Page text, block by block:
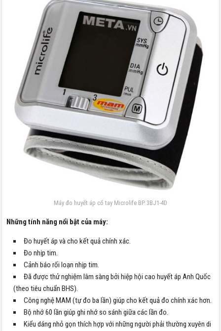
Máy đo huyết áp cổ tay Microlife BP 3BJ1-4D
Những tính năng nổi bật của máy:
Đo huyết áp và cho kết quả chính xác.
Đo nhịp tim.
Cảnh báo rối loạn nhịp tim.
Đã được thử nghiệm lâm sàng bởi hiệp hội cao huyết áp Anh Quốc
(theo tiêu chuẩn BHS).
Công nghệ MAM (tự đo ba lần) giúp cho kết quả đo chính xác hơn.
Bộ nhớ 60 lần giúp ghi nhớ so sánh giữa các lần đo.
Kiểu dáng nhỏ gọn thích hợp với những người phải thường xuyên di